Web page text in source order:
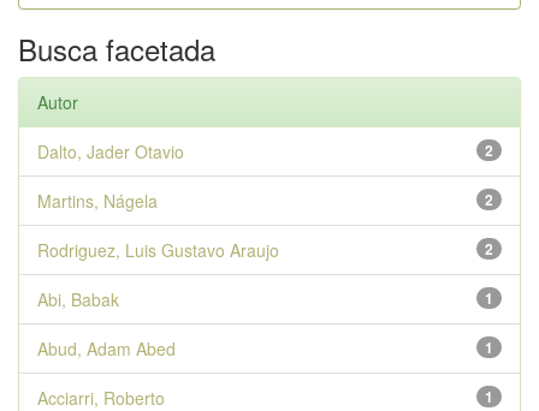
Busca facetada
Autor
2
Dalto, Jader Otavio
2
Martins, Nágela
2
Rodriguez, Luis Gustavo Araujo
1
Abi, Babak
1
Abud, Adam Abed
1
Acciarri, Roberto